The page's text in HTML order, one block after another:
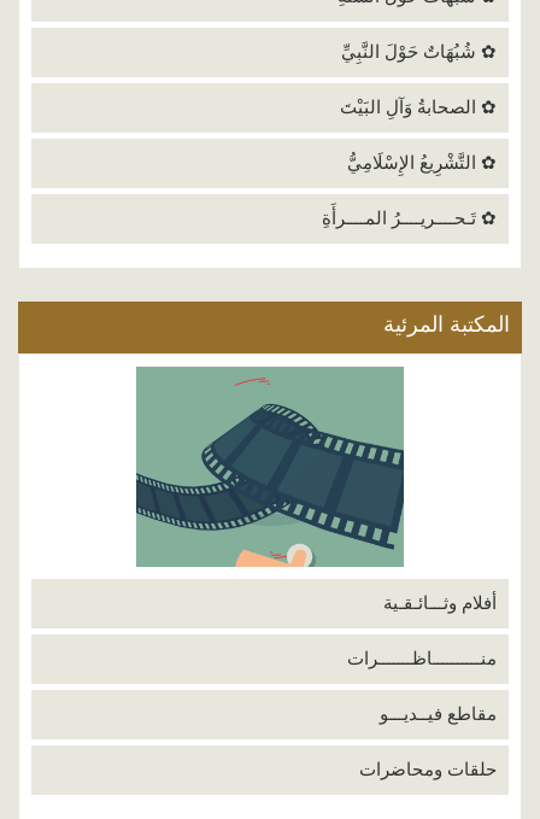
✿ شُبُهَاتٌ حَوْلَ النَّبِيِّ
✿ الصحابةُ وَآلِ البَيْتَ
✿ التَّشْرِيعُ الإِسْلَامِيُّ
✿ تَـحــــريــــرُ المــــرأَةِ
المكتبة المرئية
أفلام وثـــائـقـية
منــــــــــاظـــــــرات
مقاطع فيــديـــو
حلقات ومحاضرات